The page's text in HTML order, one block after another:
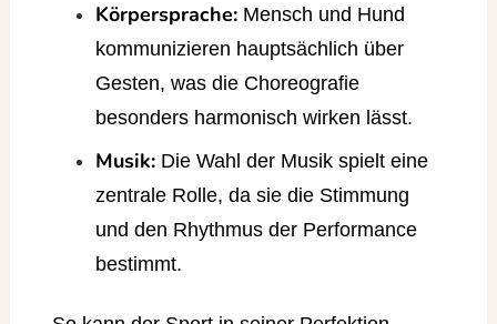
Körpersprache:Mensch und Hund
kommunizieren hauptsächlich über
Gesten, was die Choreografie
besonders harmonisch wirken lässt.
Musik:Die Wahl der Musik spielt eine
zentrale Rolle, da sie die Stimmung
und den Rhythmus der Performance
bestimmt.